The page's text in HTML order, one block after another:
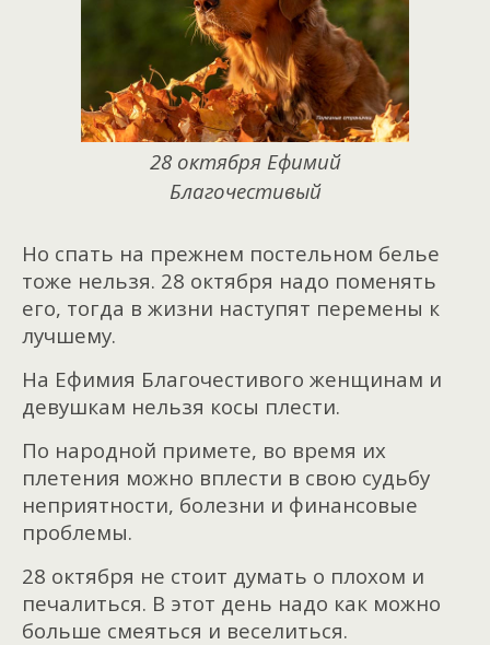
28 октября Ефимий
Благочестивый
Но спать на прежнем постельном белье
тоже нельзя. 28 октября надо поменять
его, тогда в жизни наступят перемены к
лучшему.
На Ефимия Благочестивого женщинам и
девушкам нельзя косы плести.
По народной примете, во время их
плетения можно вплести в свою судьбу
неприятности, болезни и финансовые
проблемы.
28 октября не стоит думать о плохом и
печалиться. В этот день надо как можно
больше смеяться и веселиться.